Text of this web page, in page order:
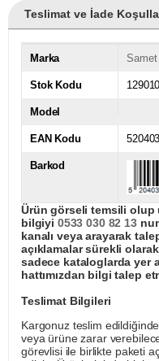
Teslimat ve İade
Marka Samet
Stok Kodu
Model
EAN Kodu
Barkod
Ürün görseli temsili olup
bilgiyi 0533 030 82 13
kanalı veya arayarak
açıklamalar sürekli
sadece kataloglarda yer
hattımızdan bilgi talep
Teslimat Bilgileri
Kargonuz teslim
veya ürüne zarar
görevlisi ile birlikte paketi